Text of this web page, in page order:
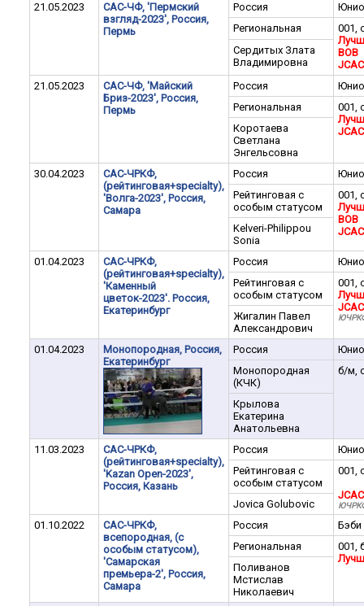
21.05.2023
САС-ЧФ, 'Пермский
взгляд-2023', Россия,
Пермь
Россия
Региональная
001,
BOB
JCAC
Сердитых Злата
Владимировна
21.05.2023
САС-ЧФ, 'Майский
Бриз-2023', Россия,
Пермь
Россия
Региональная
001,
JCAC
Коротаева
Светлана
Энгельсовна
30.04.2023
САС-ЧРКФ,
(рейтинговая+specialty),
'Волга-2023', Россия,
Самара
Россия
Рейтинговая с
особым статусом
001,
BOB
Kelveri-Philippou
Sonia
01.04.2023
САС-ЧРКФ,
(рейтинговая+specialty),
'Каменный
цветок-2023'. Россия,
Екатеринбург
Россия
Рейтинговая с
особым статусом
001,
Жигалин Павел
Александрович
01.04.2023
Монопородная, Россия,
Екатеринбург
Россия
Монопородная
(КЧК)
б/м,
Крылова
Екатерина
Анатольевна
11.03.2023
САС-ЧРКФ,
(рейтинговая+specialty),
'Kazan Open-2023',
Россия, Казань
Россия
Рейтинговая с
особым статусом
001,
Jovica Golubovic
01.10.2022
САС-ЧРКФ,
всепородная, (с
особым статусом),
'Самарская
премьера-2', Россия,
Самара
Россия
Бэби
Региональная
001,
Поливанов
Мстислав
Николаевич